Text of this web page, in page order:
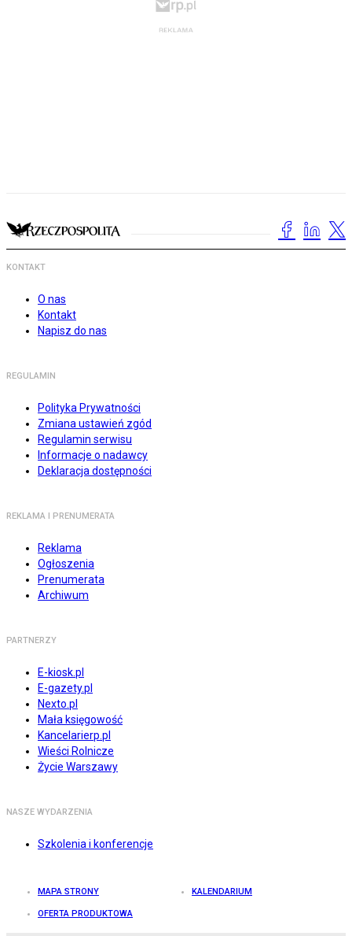
KONTAKT
O nas
Kontakt
Napisz do nas
REGULAMIN
Polityka Prywatności
Zmiana ustawień zgód
Regulamin serwisu
Informacje o nadawcy
Deklaracja dostępności
REKLAMA I PRENUMERATA
Reklama
Ogłoszenia
Prenumerata
Archiwum
PARTNERZY
E-kiosk.pl
E-gazety.pl
Nexto.pl
Mała księgowość
Kancelarierp.pl
Wieści Rolnicze
Życie Warszawy
NASZE WYDARZENIA
Szkolenia i konferencje
MAPA STRONY KALENDARIUM
OFERTA PRODUKTOWA